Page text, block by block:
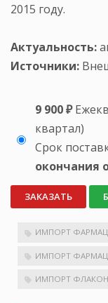
2015 году.
Актуальность:
Источники:
9 900 ₽
квартал)
Срок
окончания
ЗАКАЗАТЬ
ИМПОРТ
ИМПОРТ
ИМПОРТ